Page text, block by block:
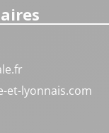
et-lyonnais.com